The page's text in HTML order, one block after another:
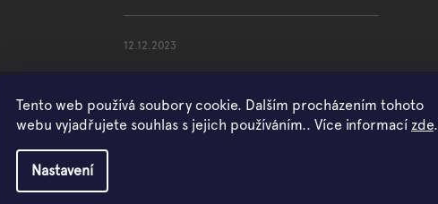
Tento web používá soubory cookie. Dalším procházením tohoto
webu vyjadřujete souhlas s jejich používáním.. Více informací zde.
Nastavení
12.12.2023
Copyright 2026WOWMINI. Všechna práva vyhrazena.